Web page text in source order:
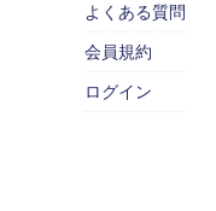
よくある質問
会員規約
ログイン